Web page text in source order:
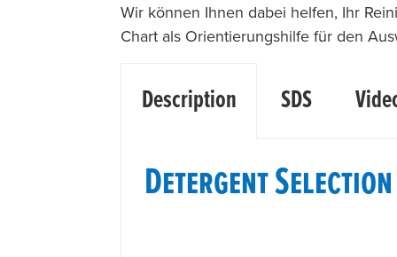
Wir können Ihnen dabei helfen, Ihr
Chart als Orientierungshilfe für den
Description
Detergent
SDS